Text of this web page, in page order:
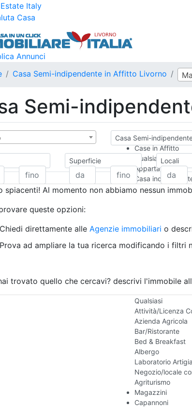
Italy
Casa
Annunci
Casa Semi-indipendente in Affitto Livorno
Semi-
Casa Semi-
Case in Affitto
Qualsiasi
Appartamento
Casa
Casa Semi-
Rustico/Casale
Camera d'Albergo
Box/Garage
Qualsiasi
Attività/Licenza
Azienda Agricola
Bar/Ristorante
Bed & Breakfast
Albergo
Laboratorio
Negozio/locale
Agriturismo
Magazzini
Capannoni
Superficie Locali
spiacenti! Al momento non abbiamo nessun
queste opzioni:
Chiedi direttamente alle Agenzie immobiliari o
Prova ad ampliare la tua ricerca modificando i filtri
trovato quello che cercavi? descrivi l'immobile